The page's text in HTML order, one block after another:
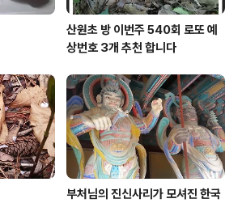
산원초 방 이번주 540회 로또 예
상번호 3개 추천 합니다
부처님의 진신사리가 모셔진 한국